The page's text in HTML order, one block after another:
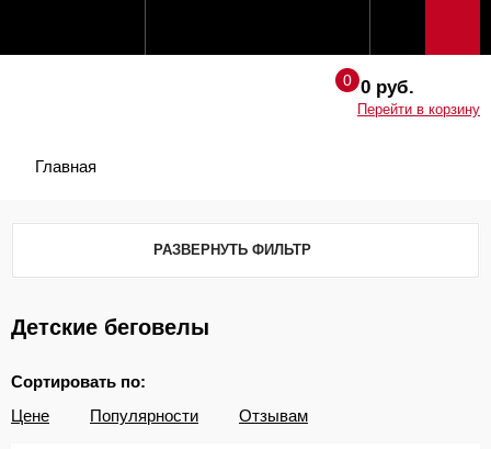
0 руб.
Перейти в корзину
Главная
РАЗВЕРНУТЬ ФИЛЬТР
Детские беговелы
Сортировать по:
Цене
Популярности Отзывам